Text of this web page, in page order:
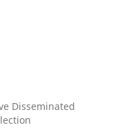
Disseminated